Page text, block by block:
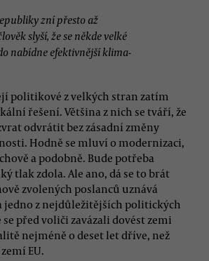
zní přesto až
slyší, že se někde velké
nabídne efektivnější klima-
politikové z velkých stran zatím
řešení. Většina z nich se tváří, že
odvrátit bez zásadní změny
Hodně se mluví o modernizaci,
a podobně. Bude potřeba
tlak zdola. Ale ano, dá se to brát
zvolených poslanců uznává
jedno z nejdůležitějších politických
se před voliči zavázali dovést zemi
nejméně o deset let dříve, než
EU.